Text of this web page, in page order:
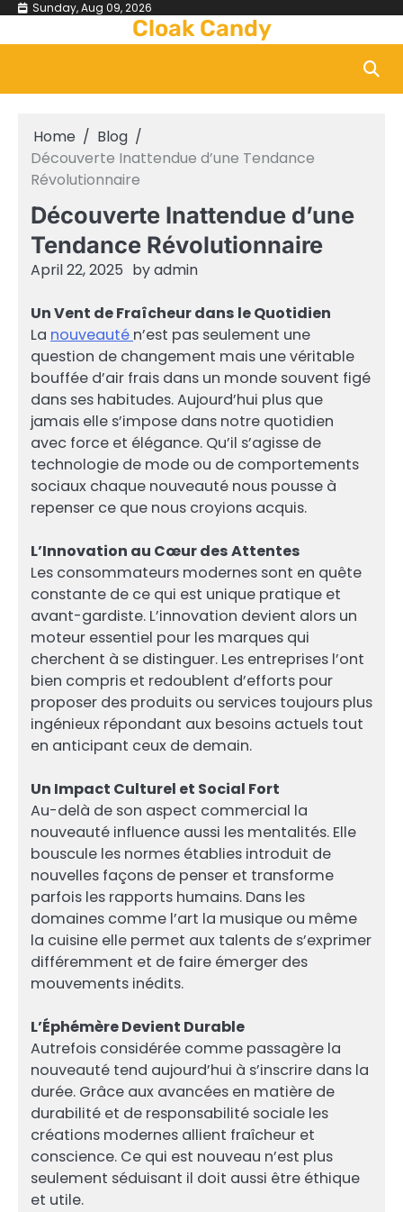
Skip Sunday, Aug 09, 2026
Cloak Candy
Home
Blog
Découverte Inattendue d’une Tendance
Révolutionnaire
Découverte Inattendue d’une
Tendance Révolutionnaire
April 22, 2025 byadmin
Un Vent de Fraîcheur dans le Quotidien
La nouveauté n’est pas seulement une
question de changement mais une véritable
bouffée d’air frais dans un monde souvent figé
dans ses habitudes. Aujourd’hui plus que
jamais elle s’impose dans notre quotidien
avec force et élégance. Qu’il s’agisse de
technologie de mode ou de comportements
sociaux chaque nouveauté nous pousse à
repenser ce que nous croyions acquis.
L’Innovation au Cœur des Attentes
Les consommateurs modernes sont en quête
constante de ce qui est unique pratique et
avant-gardiste. L’innovation devient alors un
moteur essentiel pour les marques qui
cherchent à se distinguer. Les entreprises l’ont
bien compris et redoublent d’efforts pour
proposer des produits ou services toujours plus
ingénieux répondant aux besoins actuels tout
en anticipant ceux de demain.
Un Impact Culturel et Social Fort
Au-delà de son aspect commercial la
nouveauté influence aussi les mentalités. Elle
bouscule les normes établies introduit de
nouvelles façons de penser et transforme
parfois les rapports humains. Dans les
domaines comme l’art la musique ou même
la cuisine elle permet aux talents de s’exprimer
différemment et de faire émerger des
mouvements inédits.
L’Éphémère Devient Durable
Autrefois considérée comme passagère la
nouveauté tend aujourd’hui à s’inscrire dans la
durée. Grâce aux avancées en matière de
durabilité et de responsabilité sociale les
créations modernes allient fraîcheur et
conscience. Ce qui est nouveau n’est plus
seulement séduisant il doit aussi être éthique
et utile.